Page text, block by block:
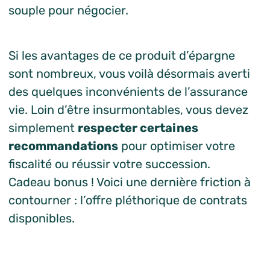
souple pour négocier.
Si les avantages de ce produit d’épargne
sont nombreux, vous voilà désormais averti
des quelques inconvénients de l’assurance
vie. Loin d’être insurmontables, vous devez
simplement respecter certaines
recommandationspour optimiser votre
fiscalité ou réussir votre succession.
Cadeau bonus ! Voici une dernière friction à
contourner : l’offre pléthorique de contrats
disponibles.